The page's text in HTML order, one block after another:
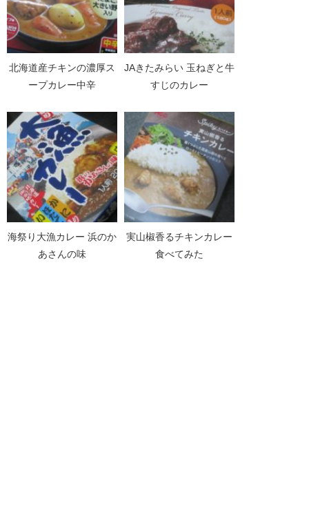
北海道産チキンの濃厚ス
ープカレー中辛
JAきたみらい 玉ねぎと牛
すじのカレー
海祭り大漁カレー 浜のか
あさんの味
実山椒香るチキンカレー
食べてみた